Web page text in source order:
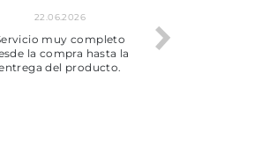
22.06.2026
muy completo
la compra hasta la
del producto.